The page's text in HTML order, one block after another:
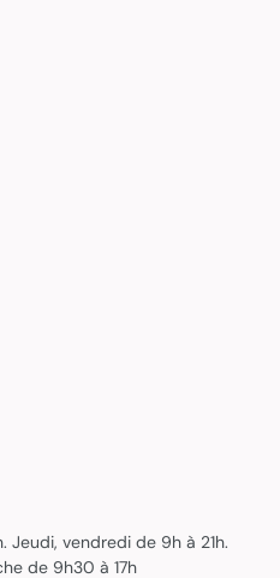
Jeudi, vendredi de 9h à 21h.
de 9h30 à 17h